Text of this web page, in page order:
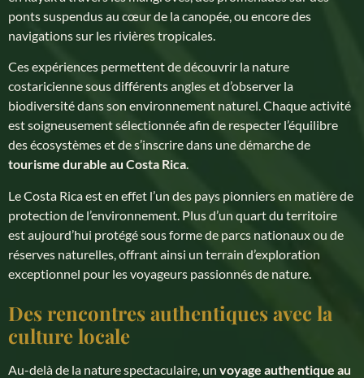
ponts suspendus au cœur de la canopée, ou encore des
navigations sur les rivières tropicales.
Ces expériences permettent de découvrir la nature
costaricienne sous différents angles et d’observer la
biodiversité dans son environnement naturel. Chaque activité
est soigneusement sélectionnée afin de respecter l’équilibre
des écosystèmes et de s’inscrire dans une démarche de
tourisme durable au Costa Rica.
Le Costa Rica est en effet l’un des pays pionniers en matière de
protection de l’environnement. Plus d’un quart du territoire
est aujourd’hui protégé sous forme de parcs nationaux ou de
réserves naturelles, offrant ainsi un terrain d’exploration
exceptionnel pour les voyageurs passionnés de nature.
Des rencontres authentiques avec la
culture locale
Au-delà de la nature spectaculaire, un voyage authentique au